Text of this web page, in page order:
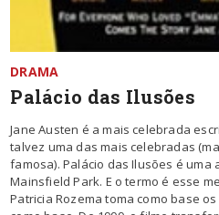
DRAMA
Palácio das Ilusões
Jane Austen é a mais celebrada
talvez uma das mais celebradas
famosa). Palácio das Ilusões é uma
Mainsfield Park. E o termo é esse
Patricia Rozema toma como base